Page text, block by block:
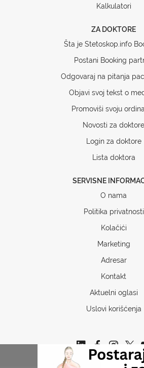
Kalkulatori
ZA DOKTORE
Šta je Stetoskop.info
Postani Booking
Odgovaraj na pitanja
Objavi svoj tekst o
Promoviši svoju
Novosti za doktore
Login za doktore
Lista doktora
SERVISNE
O nama
Politika privatnosti
Kolačići
Marketing
Adresar
Kontakt
Aktuelni oglasi
Uslovi korišćenja